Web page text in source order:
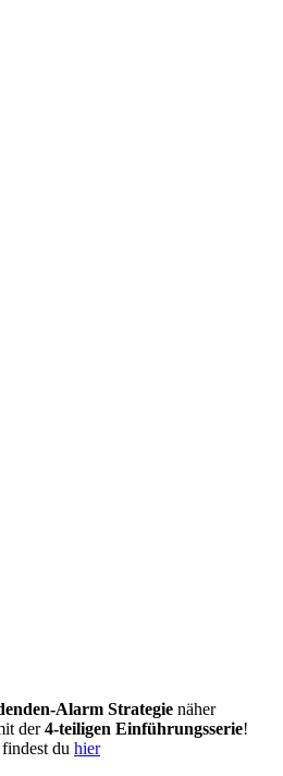
Alarm Strategie näher
der4-teiligen Einführungsserie!
du hier